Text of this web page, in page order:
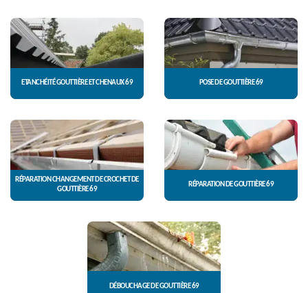
ETANCHÉITÉ GOUTTIÈRE ET CHENAUX 69 POSE DE GOUTTIÈRE 69
RÉPARATION CHANGEMENT DE CROCHET DE
GOUTTIÈRE 69
RÉPARATION DE GOUTTIÈRE 69
DÉBOUCHAGE DE GOUTTIÈRE 69